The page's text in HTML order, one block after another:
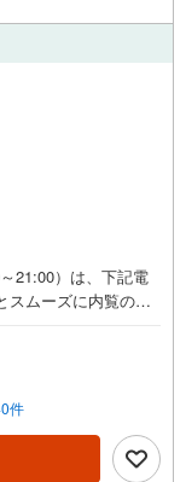
21:00）は、下記電
スムーズに内覧のご
店で物件を成約す
「Yahoo！ 不動産
ます。「資料をも
問い合わせくださ
ンしてください。※P
できません。ご案
件